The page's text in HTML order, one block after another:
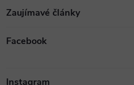
Zaujímavé články
Facebook
Instagram